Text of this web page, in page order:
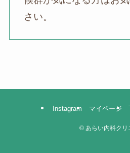
さい。
Instagram マイページ
©あらい内科クリ